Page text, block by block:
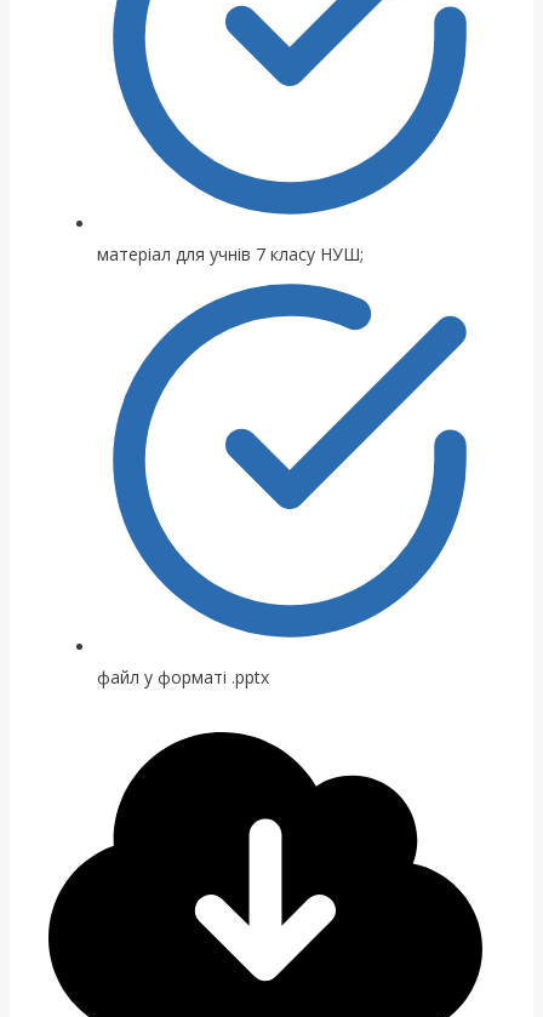
матеріал для учнів 7 класу НУШ;
файл у форматі .pptx